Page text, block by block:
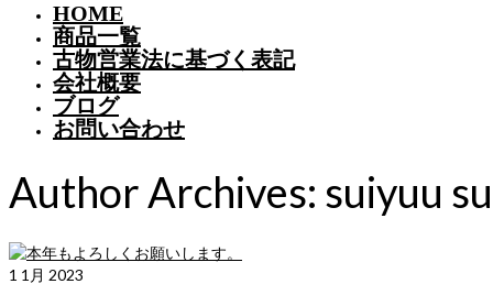
HOME
商品一覧
古物営業法に基づく表記
会社概要
ブログ
お問い合わせ
Author Archives: suiyuu
1 1月 2023